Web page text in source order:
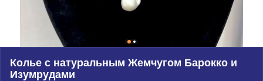
Колье с натуральным Жемчугом Барокко и
Изумрудами